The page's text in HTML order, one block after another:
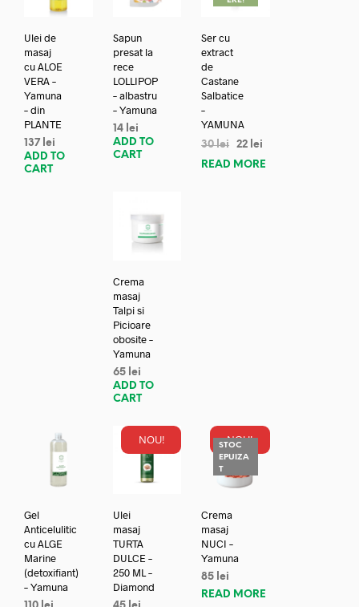
Ulei de
masaj
cu ALOE
VERA –
Yamuna
– din
PLANTE
137 lei
ADD TO
CART
Sapun
presat la
rece
LOLLIPOP
– albastru
– Yamuna
14 lei
ADD TO
CART
Ser cu
extract
de
Castane
Salbatice
–
YAMUNA
30lei 22 lei
READ MORE
Crema
masaj
Talpi si
Picioare
obosite –
Yamuna
65 lei
ADD TO
CART
Gel
Anticelulitic
cu ALGE
Marine
(detoxifiant)
– Yamuna
NOU!
Ulei
masaj
TURTA
DULCE –
250 ML –
Diamond
NOU!
STOC
EPUIZA
T
Crema
masaj
NUCI –
Yamuna
85 lei
READ MORE